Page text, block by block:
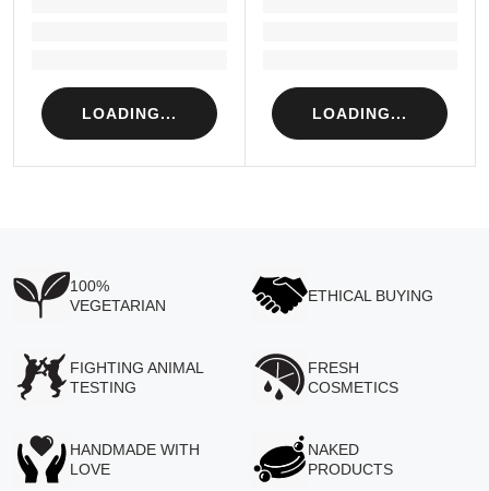
LOADING... LOADING...
100%
VEGETARIAN
ETHICAL BUYING
FIGHTING ANIMAL
TESTING
FRESH
COSMETICS
HANDMADE WITH
LOVE
NAKED
PRODUCTS